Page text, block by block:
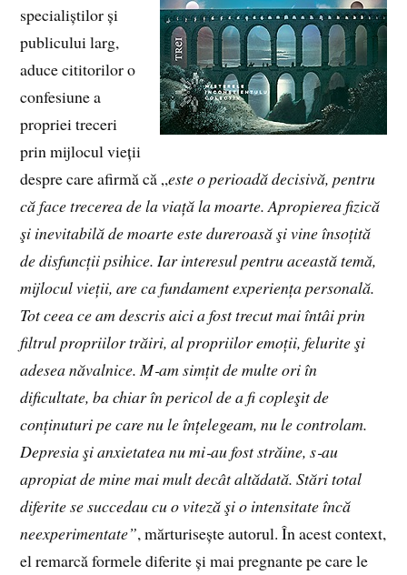
specialiștilor și
publicului larg,
aduce cititorilor o
confesiune a
propriei treceri
prin mijlocul vieții
despre care afirmă că „este o perioadă decisivă, pentru
că face trecerea de la viață la moarte. Apropierea fizică
şi inevitabilă de moarte este dureroasă şi vine însoțită
de disfuncții psihice. Iar interesul pentru această temă,
mijlocul vieții, are ca fundament experiența personală.
Tot ceea ce am descris aici a fost trecut mai întâi prin
filtrul propriilor trăiri, al propriilor emoții, felurite şi
adesea năvalnice. M‑am simțit de multe ori în
dificultate, ba chiar în pericol de a fi copleşit de
conținuturi pe care nu le înțelegeam, nu le controlam.
Depresia şi anxietatea nu mi‑au fost străine, s‑au
apropiat de mine mai mult decât altădată. Stări total
diferite se succedau cu o viteză şi o intensitate încă
neexperimentate”, mărturisește autorul. În acest context,
el remarcă formele diferite și mai pregnante pe care le